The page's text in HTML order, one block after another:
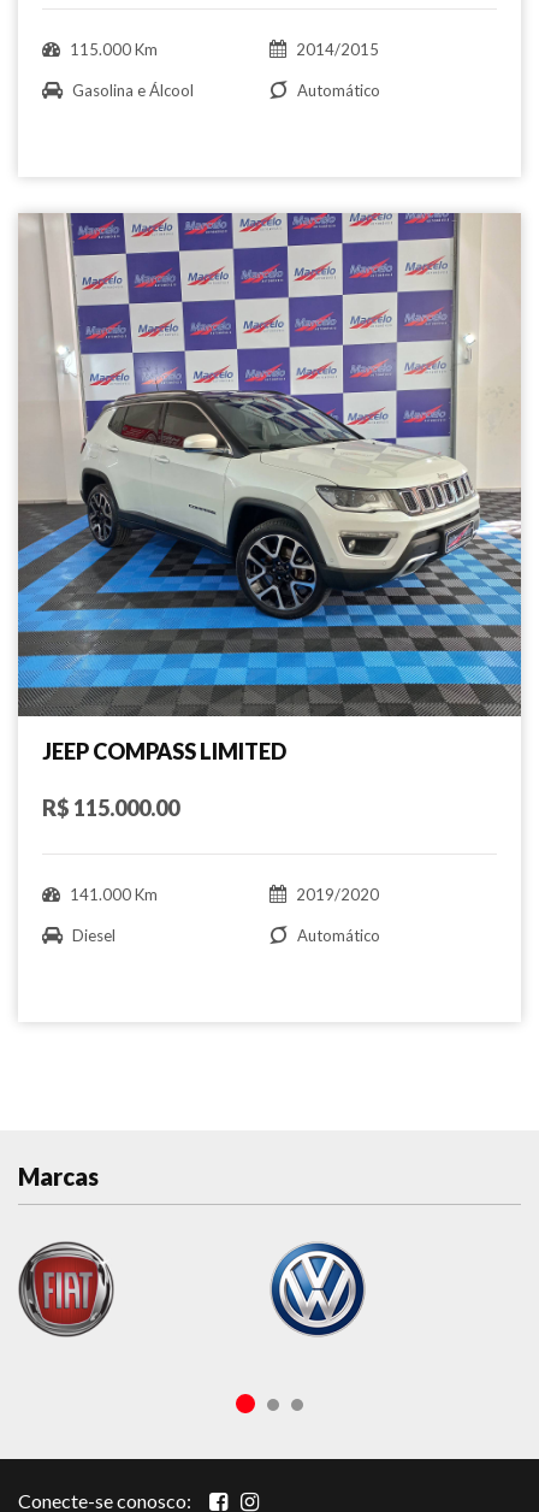
115.000 Km 2014/2015
Gasolina e Álcool Automático
JEEP COMPASS LIMITED
R$ 115.000.00
141.000 Km 2019/2020
Diesel Automático
Marcas
Conecte-se conosco: